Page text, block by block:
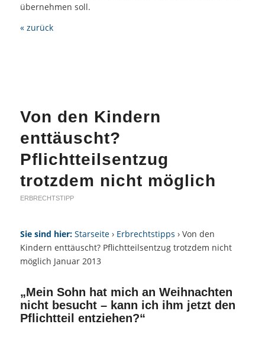
übernehmen soll.
« zurück
Von den Kindern
enttäuscht?
Pflichtteilsentzug
trotzdem nicht möglich
ERBRECHTSTIPP
Sie sind hier: Starseite› Erbrechtstipps › Von den
Kindern enttäuscht? Pflichtteilsentzug trotzdem nicht
möglich Januar 2013
„Mein Sohn hat mich an Weihnachten
nicht besucht – kann ich ihm jetzt den
Pflichtteil entziehen?“